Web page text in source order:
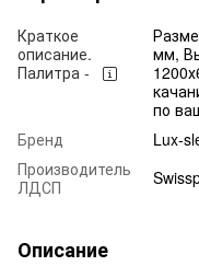
Краткое
описание.
Палитра -
мм,
по
Бренд
Lux-
Производитель
ЛДСП
Описание